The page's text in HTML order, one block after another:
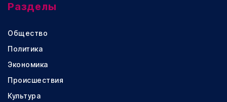
Разделы
Общество
Политика
Экономика
Происшествия
Культура